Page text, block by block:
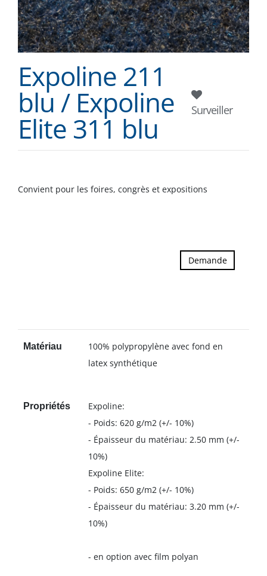
Expoline 211
blu / Expoline
Elite 311 blu
Surveiller
Convient pour les foires, congrès et expositions
Demande
Matériau
100% polypropylène avec fond en
latex synthétique
Propriétés
Expoline:
- Poids: 620 g/m2 (+/- 10%)
- Épaisseur du matériau: 2.50 mm (+/-
10%)
Expoline Elite:
- Poids: 650 g/m2 (+/- 10%)
- Épaisseur du matériau: 3.20 mm (+/-
10%)
- en option avec film polyan